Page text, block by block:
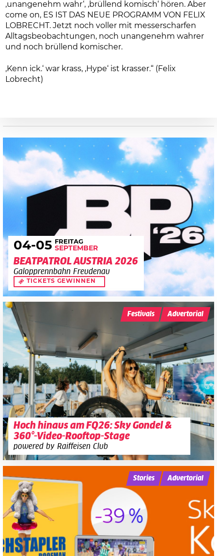
‚unangenehm wahr‘, ‚brüllend komisch‘ hören. Aber
come on, ES IST DAS NEUE PROGRAMM VON FELIX
LOBRECHT. Jetzt noch voller mit messerscharfen
Alltagsbeobachtungen, noch unangenehm wahrer
und noch brüllend komischer.
‚Kenn ick.‘ war krass, ‚Hype‘ ist krasser.“ (Felix
Lobrecht)
04-05 FREITAG
SEPTEMBER
BEATPATROL AUSTRIA 2026
Galopprennbahn Freudenau
TICKETS GEWINNEN
Hoch hinaus am FQ26: Sky Gondel &
360°-Video-Rooftop-Stage
powered by Raiffeisen Club
Festivals Advertorial
Stories Advertorial